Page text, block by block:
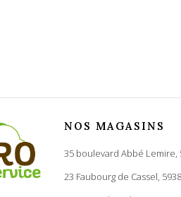
NOS MAGASINS
35 boulevard Abbé Lemire,
23 Faubourg de Cassel,